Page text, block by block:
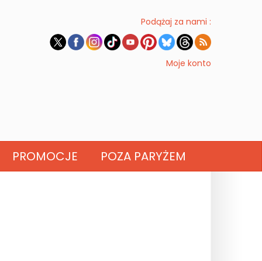
Podążaj za nami :
Moje konto
PROMOCJE POZA PARYŻEM